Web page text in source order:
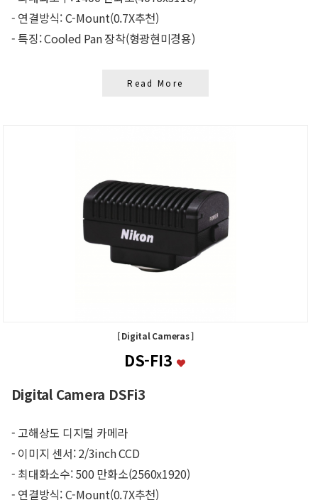
- 연결방식: C-Mount(0.7X추천)
- 특징: Cooled Pan 장착(형광현미경용)
Read More
[ Digital Cameras ]
DS-FI3
Digital Camera DSFi3
- 고해상도 디지털 카메라
- 이미지 센서: 2/3inch CCD
- 최대화소수: 500 만화소(2560x1920)
- 연결방식: C-Mount(0.7X추천)